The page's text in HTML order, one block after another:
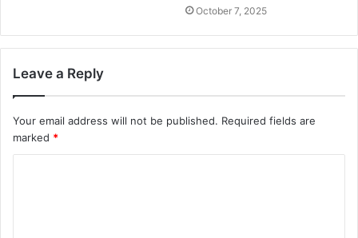
October 7, 2025
Leave a Reply
Your email address will not be published. Required fields are
marked *